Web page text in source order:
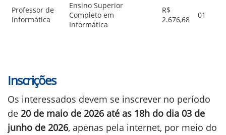
Professor de
Informática
Ensino Superior
Completo em
Informática
R$
2.676,68
01
Inscrições
Os interessados devem se inscrever no período
de 20 de maio de 2026 até as 18h do dia 03 de
junho de 2026, apenas pela internet, por meio do